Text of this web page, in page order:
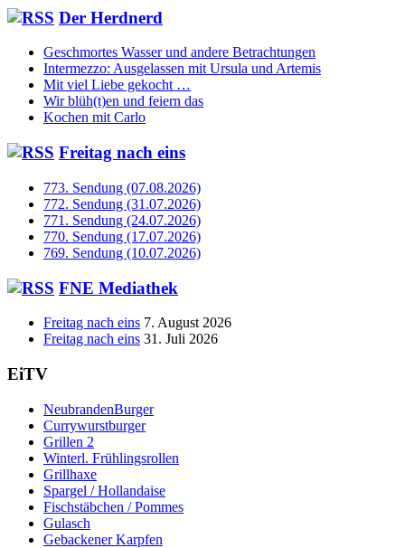
Der Herdnerd
Geschmortes Wasser und andere Betrachtungen
Intermezzo: Ausgelassen mit Ursula und Artemis
Mit viel Liebe gekocht …
Wir blüh(t)en und feiern das
Kochen mit Carlo
Freitag nach eins
773. Sendung (07.08.2026)
772. Sendung (31.07.2026)
771. Sendung (24.07.2026)
770. Sendung (17.07.2026)
769. Sendung (10.07.2026)
FNE Mediathek
Freitag nach eins 7. August 2026
Freitag nach eins 31. Juli 2026
EiTV
NeubrandenBurger
Currywurstburger
Grillen 2
Winterl. Frühlingsrollen
Grillhaxe
Spargel / Hollandaise
Fischstäbchen / Pommes
Gulasch
Gebackener Karpfen